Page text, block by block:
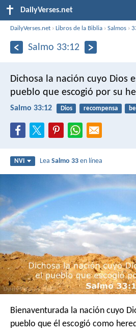
DailyVerses.net
DailyVerses.net ›Libros de la Biblia ›Salmos ›
Salmo 33:12
Dichosa la nación cuyo Dios
pueblo que escogió por su
Salmo 33:12 Dios recompensa
NVI LeaSalmo 33 en línea
Bienaventurada la nación cuyo
pueblo que él escogió como